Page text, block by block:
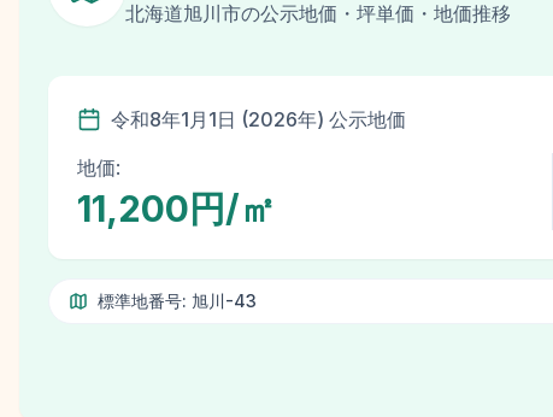
北海道旭川市の公示地価 ・坪単価・地価推移
令和8年1月1日 (2026年) 公示地価
地価:
11,200円/㎡
標準地番号: 旭川-43